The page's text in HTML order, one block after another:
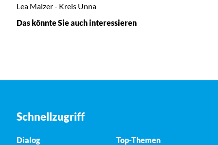
Lea Malzer - Kreis Unna
Das könnte Sie auch interessieren
Schnellzugriff
Dialog
Top-Themen